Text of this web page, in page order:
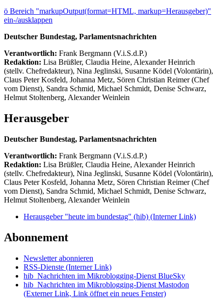
ö Bereich "markupOutput(format=HTML, markup=Herausgeber)"
ein-/ausklappen
Deutscher Bundestag, Parlamentsnachrichten
Verantwortlich: Frank Bergmann (V.i.S.d.P.)
Redaktion: Lisa Brüßler, Claudia Heine, Alexander Heinrich
(stellv. Chefredakteur), Nina Jeglinski, Susanne Ködel (Volontärin),
Claus Peter Kosfeld, Johanna Metz, Sören Christian Reimer (Chef
vom Dienst), Sandra Schmid, Michael Schmidt, Denise Schwarz,
Helmut Stoltenberg, Alexander Weinlein
Herausgeber
Deutscher Bundestag, Parlamentsnachrichten
Verantwortlich: Frank Bergmann (V.i.S.d.P.)
Redaktion: Lisa Brüßler, Claudia Heine, Alexander Heinrich
(stellv. Chefredakteur), Nina Jeglinski, Susanne Ködel (Volontärin),
Claus Peter Kosfeld, Johanna Metz, Sören Christian Reimer (Chef
vom Dienst), Sandra Schmid, Michael Schmidt, Denise Schwarz,
Helmut Stoltenberg, Alexander Weinlein
Herausgeber "heute im bundestag" (hib) (Interner Link)
Abonnement
Newsletter abonnieren
RSS-Dienste (Interner Link)
hib_Nachrichten im Mikroblogging-Dienst BlueSky
hib_Nachrichten im Mikroblogging-Dienst Mastodon
(Externer Link, Link öffnet ein neues Fenster)